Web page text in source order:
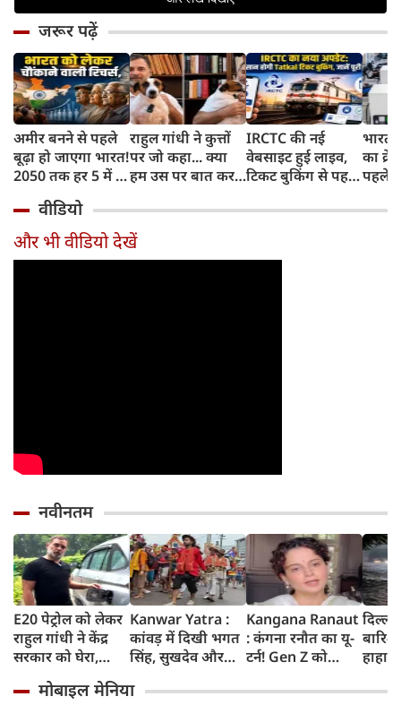
जरूर पढ़ें
अमीर बनने से पहले
बूढ़ा हो जाएगा भारत!
2050 तक हर 5 में 1
साल से ज्यादा उम्र का
राहुल गांधी ने कुत्तों
पर जो कहा... क्या
हम उस पर बात कर
IRCTC की नई
वेबसाइट हुई लाइव,
टिकट बुकिंग से पहले
काम, जानें पूरा
भारत
का
पहले
और
वीडियो
और भी वीडियो देखें
नवीनतम
E20 पेट्रोल को लेकर
राहुल गांधी ने केंद्र
सरकार को घेरा,
लोगों की गाड़ियां हो
Kanwar Yatra :
कांवड़ में दिखी भगत
सिंह, सुखदेव और
अमरगाथा,
Kangana Ranaut
: कंगना रनौत का यू-
टर्न! Gen Z को
'सबसे बड़ी ताकत',
जाम
मोबाइल मेनिया